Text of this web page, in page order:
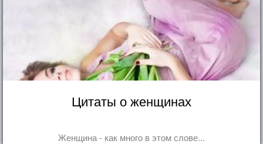
Цитаты о женщинах
Женщина - как много в этом слове...